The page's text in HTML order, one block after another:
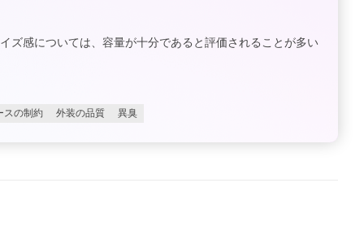
ズ感については、容量が十分であると評価されることが多い
スの制約 外装の品質 異臭